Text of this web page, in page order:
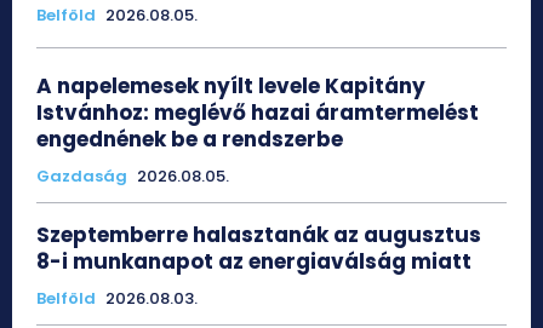
Belföld 2026.08.05.
A napelemesek nyílt levele Kapitány
Istvánhoz: meglévő hazai áramtermelést
engednének be a rendszerbe
Gazdaság 2026.08.05.
Szeptemberre halasztanák az augusztus
8-i munkanapot az energiaválság miatt
Belföld 2026.08.03.